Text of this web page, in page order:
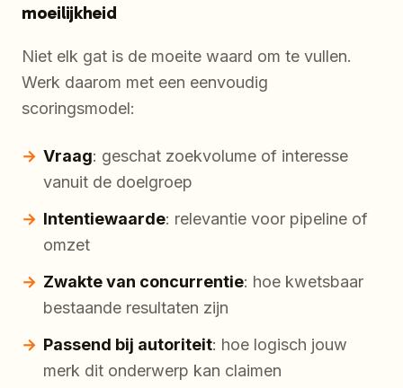
moeilijkheid
Niet elk gat is de moeite waard om te vullen.
Werk daarom met een eenvoudig
scoringsmodel:
Vraag: geschat zoekvolume of interesse
vanuit de doelgroep
Intentiewaarde: relevantie voor pipeline of
omzet
Zwakte van concurrentie: hoe kwetsbaar
bestaande resultaten zijn
Passend bij autoriteit: hoe logisch jouw
merk dit onderwerp kan claimen